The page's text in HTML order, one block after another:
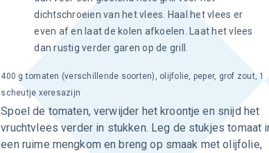
dichtschroeien van het vlees. Haal het vlees er
even af en laat de kolen afkoelen. Laat het vlees
dan rustig verder garen op de grill.
Spoel de tomaten, verwijder het kroontje en snijd het
vruchtvlees verder in stukken. Leg de stukjes tomaat
een ruime mengkom en breng op smaak met olijfolie,
400 g tomaten (verschillende soorten), olijfolie, peper, grof zout, 1
scheutje xeresazijn